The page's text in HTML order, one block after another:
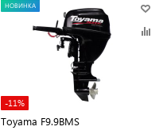
НОВИНКА
-11%
Toyama F9.9BMS